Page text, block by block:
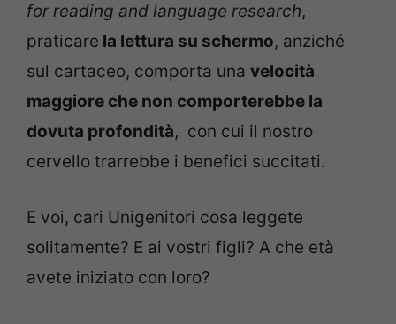
for reading and language research,
praticare la lettura su schermo, anziché
sul cartaceo, comporta una velocità
maggiore che non comporterebbe la
dovuta profondità, con cui il nostro
cervello trarrebbe i benefici succitati.
E voi, cari Unigenitori cosa leggete
solitamente? E ai vostri figli? A che età
avete iniziato con loro?